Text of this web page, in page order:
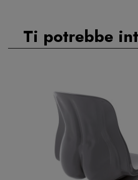
Ti potrebbe